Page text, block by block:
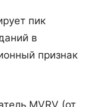
пик
в
признак
MVRV (от